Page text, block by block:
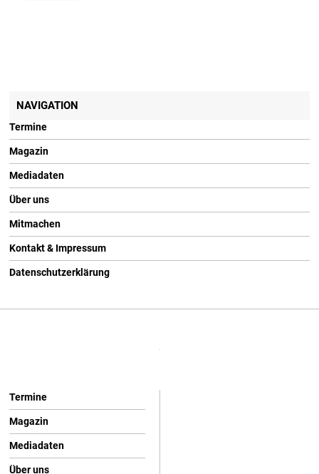
NAVIGATION
Termine
Magazin
Mediadaten
Über uns
Mitmachen
Kontakt & Impressum
Datenschutzerklärung
Termine
Magazin
Mediadaten
Über uns